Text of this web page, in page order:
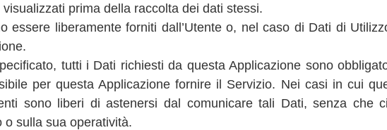
prima della raccolta dei dati stessi.
essere liberamente forniti dall’Utente o, nel caso di Dati di
tutti i Dati richiesti da questa Applicazione sono
per questa Applicazione fornire il Servizio. Nei casi in cui
sono liberi di astenersi dal comunicare tali Dati, senza che
o sulla sua operatività.